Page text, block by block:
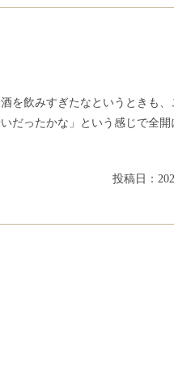
を飲みすぎたなというときも、
だったかな」という感じで全開
投稿日：